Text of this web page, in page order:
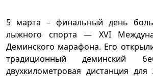
5 марта – финальный день
лыжного спорта — XVI
Деминского марафона. Его
традиционный деминский
двухкилометровая дистанция